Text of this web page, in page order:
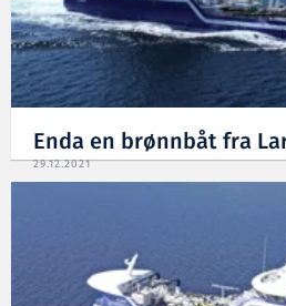
Enda en brønnbåt fra
29.12.2021